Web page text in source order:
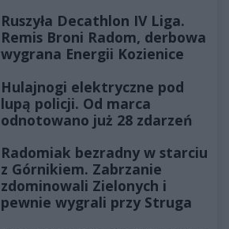
Ruszyła Decathlon IV Liga.
Remis Broni Radom, derbowa
wygrana Energii Kozienice
Hulajnogi elektryczne pod
lupą policji. Od marca
odnotowano już 28 zdarzeń
Radomiak bezradny w starciu
z Górnikiem. Zabrzanie
zdominowali Zielonych i
pewnie wygrali przy Struga